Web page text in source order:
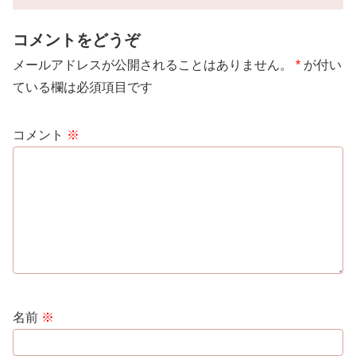
コメントをどうぞ
メールアドレスが公開されることはありません。 * が付い
ている欄は必須項目です
コメント ※
名前 ※